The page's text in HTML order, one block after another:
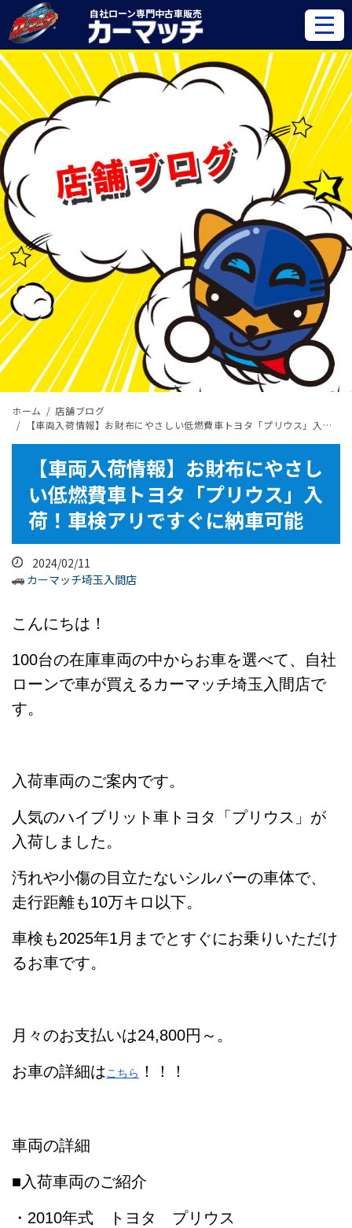
自社ローン専門中古車販売
ホーム
店舗ブログ
【車両入荷情報】お財布にやさしい低燃費車トヨタ「プリウス」入荷！車検アリですぐに納車可能
【車両入荷情報】お財布にやさし
い低燃費車トヨタ「プリウス」入
荷！車検アリですぐに納車可能
2024/02/11
カーマッチ埼玉入間店
こんにちは！
100台の在庫車両の中からお車を選べて、自社
ローンで車が買えるカーマッチ埼玉入間店で
す。
入荷車両のご案内です。
人気のハイブリット車トヨタ「プリウス」が
入荷しました。
汚れや小傷の目立たないシルバーの車体で、
走行距離も10万キロ以下。
車検も2025年1月までとすぐにお乗りいただけ
るお車です。
月々のお支払いは24,800円～。
お車の詳細はこちら ！！！
車両の詳細
■入荷車両のご紹介
・2010年式 トヨタ プリウス